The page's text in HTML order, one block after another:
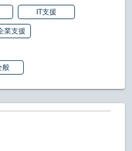
IT支援
業支援
般